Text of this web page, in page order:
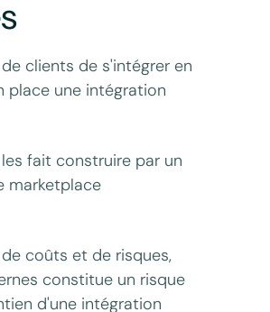
clients de s'intégrer en
place une intégration
fait construire par un
marketplace
coûts et de risques,
constitue un risque
d'une intégration